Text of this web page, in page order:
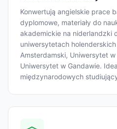
Konwertują angielskie prace
dyplomowe, materiały do
akademickie na niderlandzki
uniwersytetach
Amsterdamski, Uniwersytet
Uniwersytet w Gandawie.
międzynarodowych